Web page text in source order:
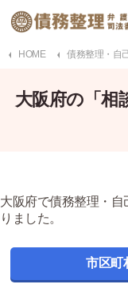
HOME 債務整理・自
大阪府の「相
大阪府で債務整理・
りました。
市区町